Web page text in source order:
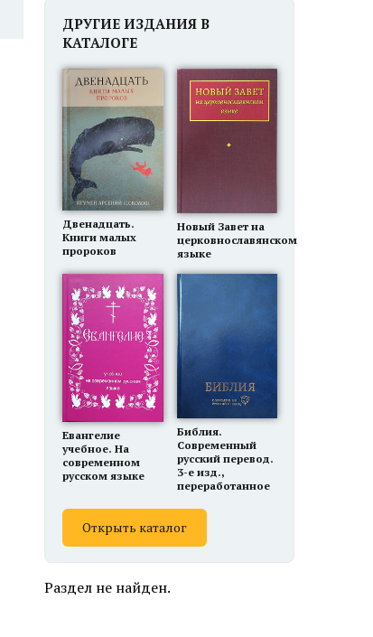
ДРУГИЕ ИЗДАНИЯ В
КАТАЛОГЕ
Двенадцать.
Книги малых
пророков
Новый Завет на
церковнославянском
языке
Евангелие
учебное. На
современном
русском языке
Библия.
Современный
русский перевод.
3-е изд.,
переработанное
Открыть каталог
Раздел не найден.